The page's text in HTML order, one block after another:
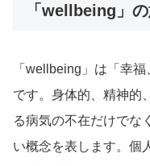
「wellbeing」
「wellbeing」は「幸
です。身体的、精神的
る病気の不在だけでな
い概念を表します。個